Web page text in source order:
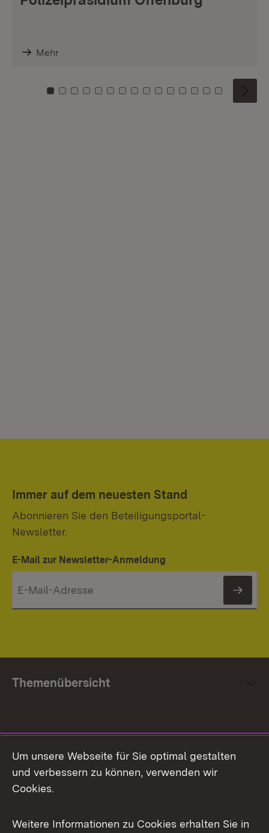
Mehr
Zu Kachel: 0
Zu Kachel: 1
Zu Kachel: 2
Zu Kachel: 3
Zu Kachel: 4
Zu Kachel: 5
Zu Kachel: 6
Zu Kachel: 7
Zu Kachel: 8
Zu Kachel: 9
Zu Kachel: 10
Zu Kachel: 11
Zu Kachel: 12
Zu Kachel:
Zu
Immer auf dem neuesten Stand
Abonnieren Sie den Beteiligungsportal-
Newsletter.
E-Mail zur Newsletter-Anmeldung
Themenübersicht
Facebook
X / Twitter
Um unsere Webseite für Sie optimal gestalten
und verbessern zu können, verwenden wir
Cookies.
Weitere Informationen zu Cookies erhalten Sie in